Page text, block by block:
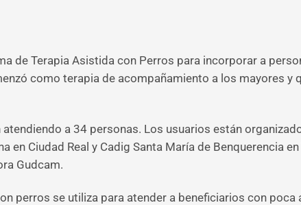
de Terapia Asistida con Perros para incorporar a
como terapia de acompañamiento a los mayores y
a 34 personas. Los usuarios están
en Ciudad Real y Cadig Santa María de Benquerencia
Gudcam.
perros se utiliza para atender a beneficiarios con